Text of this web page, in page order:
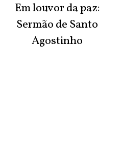
Em louvor da paz:
Sermão de Santo
Agostinho